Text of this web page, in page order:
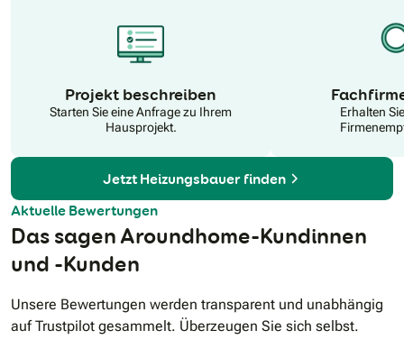
Projekt beschreiben
Starten Sie eine Anfrage zu Ihrem
Hausprojekt.
Erhalten
Jetzt Heizungsbauer finden
Aktuelle Bewertungen
Das sagen Aroundhome-Kundinnen
und -Kunden
Unsere Bewertungen werden transparent und unabhängig
auf Trustpilot gesammelt. Überzeugen Sie sich selbst.